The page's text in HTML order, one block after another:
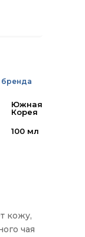
бренда
Южная
Корея
100 мл
кожу,
чая